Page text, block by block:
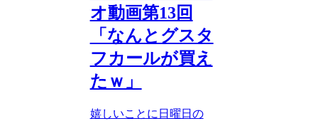
オ動画第13回
「なんとグスタ
フカールが買え
たｗ」
嬉しいことに日曜日の